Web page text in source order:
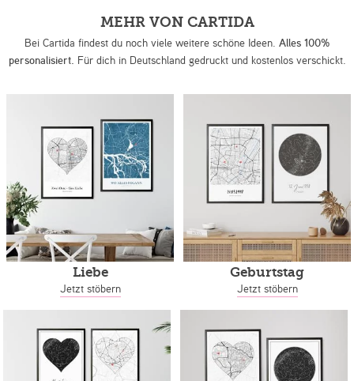
MEHR VON CARTIDA
Bei Cartida findest du noch viele weitere schöne Ideen. Alles 100%
personalisiert. Für dich in Deutschland gedruckt und kostenlos verschickt.
Liebe
Jetzt stöbern
Geburtstag
Jetzt stöbern